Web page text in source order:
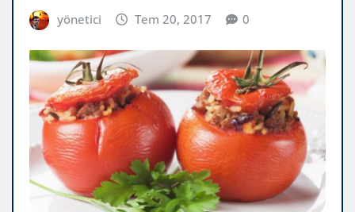
yönetici Tem 20, 2017 0